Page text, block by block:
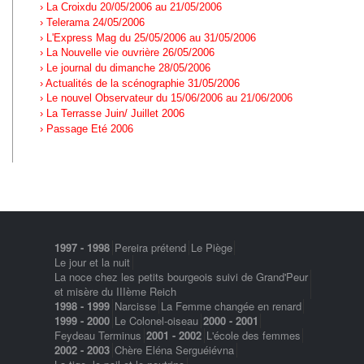
› La Croixdu 20/05/2006 au 21/05/2006
› Telerama 24/05/2006
› L'Express Mag du 25/05/2006 au 31/05/2006
› La Nouvelle vie ouvrière 26/05/2006
› Le journal du dimanche 28/05/2006
› Actualités de la scénographie 31/05/2006
› Le nouvel Observateur du 15/06/2006 au 21/06/2006
› La Terrasse Juin/ Juillet 2006
› Passage Eté 2006
1997 - 1998 Pereira prétend Le Piège
Le jour et la nuit
La noce chez les petits bourgeois suivi de Grand'Peur
et misère du IIIème Reich
1998 - 1999 Narcisse La Femme changée en renard
1999 - 2000 Le Colonel-oiseau 2000 - 2001
Feydeau Terminus 2001 - 2002 L'école des femmes
2002 - 2003 Chère Eléna Serguéiévna